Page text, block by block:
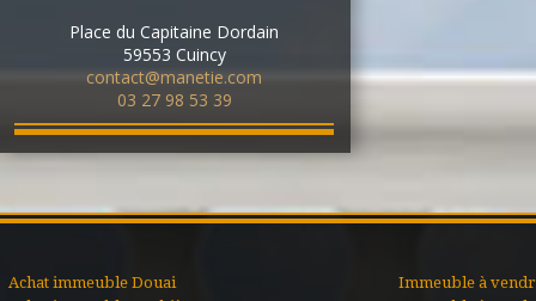
Place du Capitaine Dordain
59553 Cuincy
contact@manetie.com
03 27 98 53 39
Achat immeuble Douai
Immeuble à